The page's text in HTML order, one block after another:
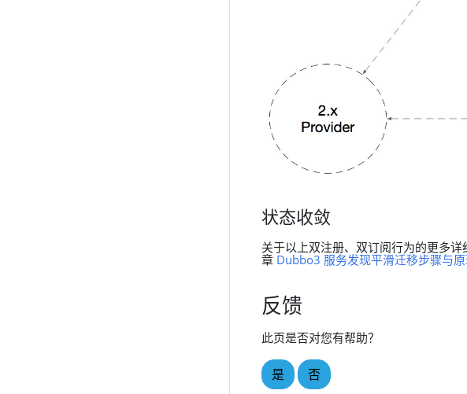
状态收敛
关于以上双注册、双订阅行为的更多
章 Dubbo3 服务发现平滑迁移步骤与
反馈
此页是否对您有帮助？
是 否